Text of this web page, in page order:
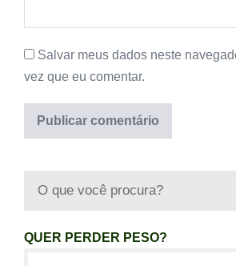
Salvar meus dados neste
vez que eu comentar.
QUER PERDER PESO?